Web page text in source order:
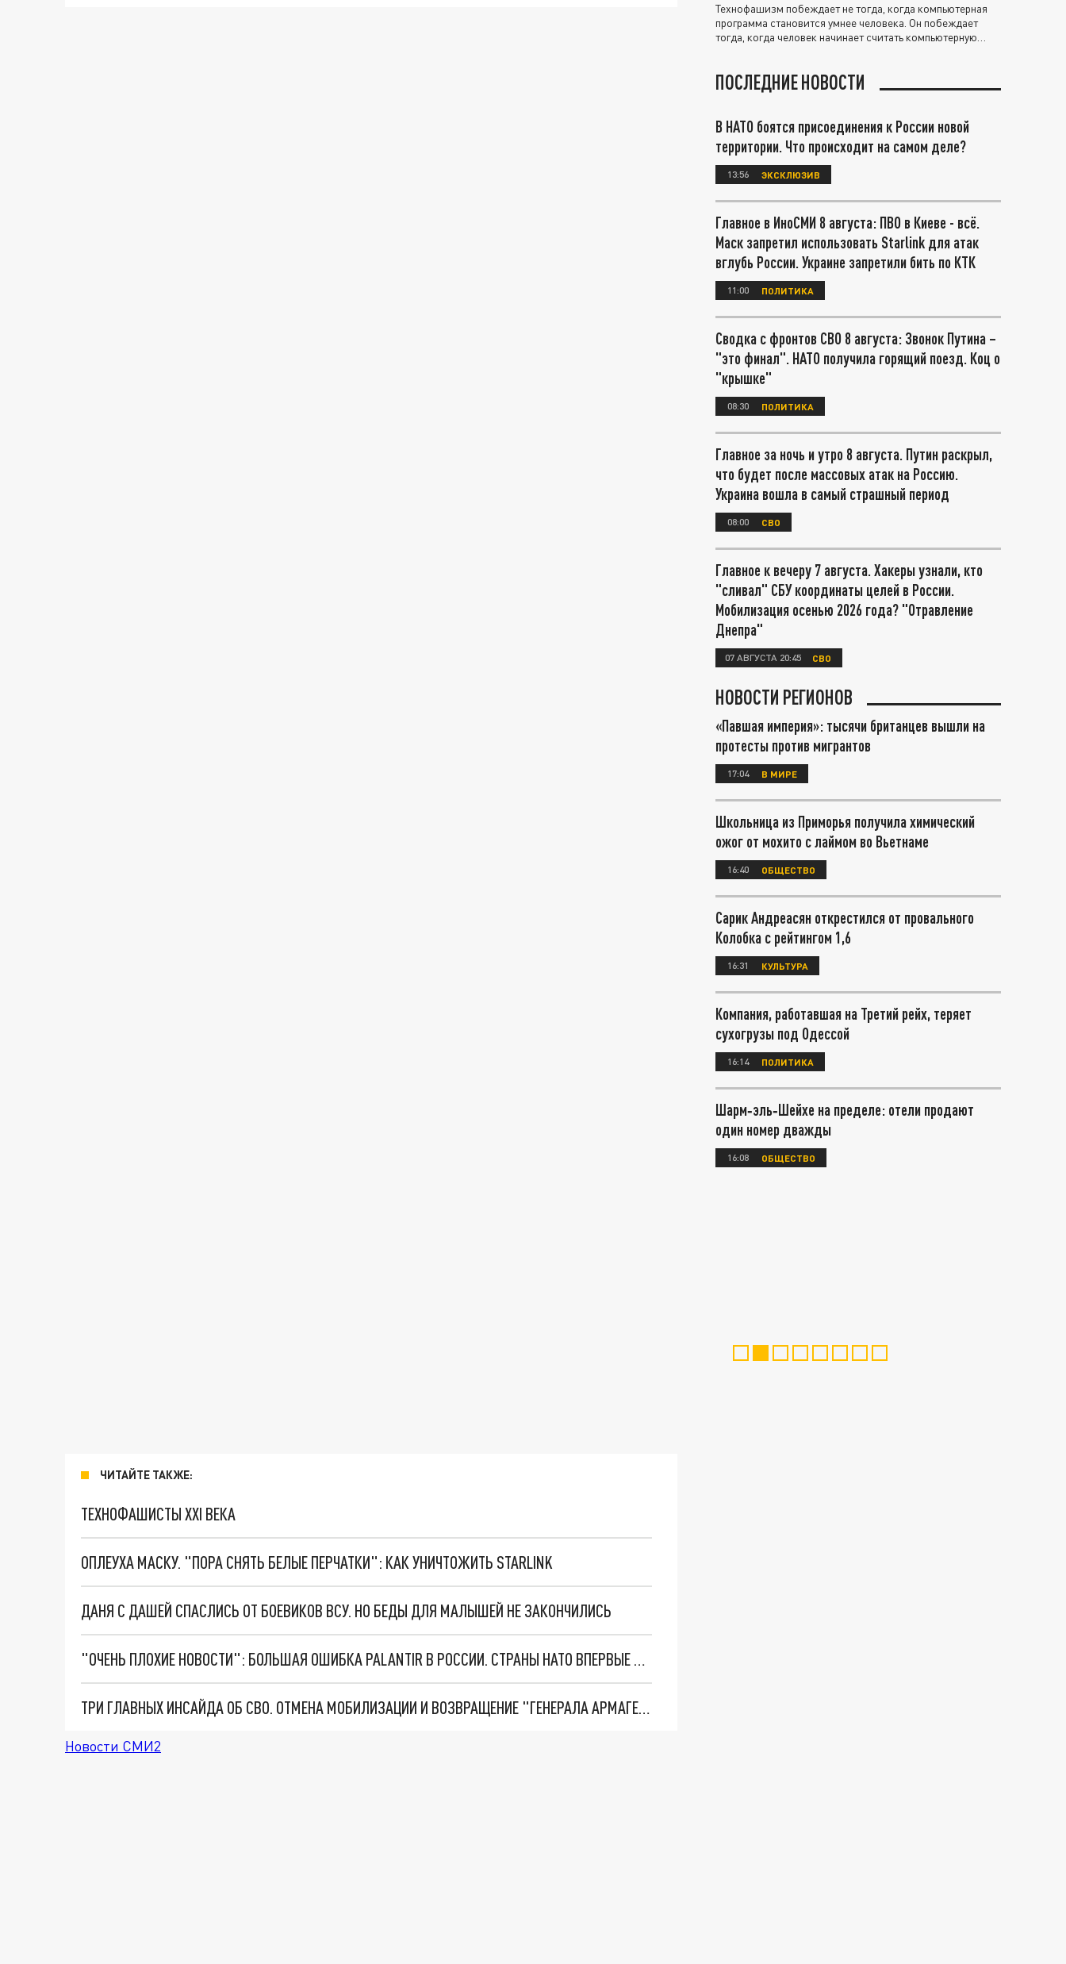
ЧИТАЙТЕ ТАКЖЕ:
ТЕХНОФАШИСТЫ XXI ВЕКА
ОПЛЕУХА МАСКУ. "ПОРА СНЯТЬ БЕЛЫЕ ПЕРЧАТКИ": КАК УНИЧТОЖИТЬ STARLINK
ДАНЯ С ДАШЕЙ СПАСЛИСЬ ОТ БОЕВИКОВ ВСУ. НО БЕДЫ ДЛЯ МАЛЫШЕЙ НЕ ЗАКОНЧИЛИСЬ
"ОЧЕНЬ ПЛОХИЕ НОВОСТИ": БОЛЬШАЯ ОШИБКА PALANTIR В РОССИИ. СТРАНЫ НАТО ВПЕРВЫЕ ЗА СВО ОСТАНОВИЛИ ПОСТАВКИ ОРУЖИЯ. ВСУ ТЕРЯЮТ ПРИГРАНИЧЬЕ?
ТРИ ГЛАВНЫХ ИНСАЙДА ОБ СВО. ОТМЕНА МОБИЛИЗАЦИИ И ВОЗВРАЩЕНИЕ "ГЕНЕРАЛА АРМАГЕДДОНА"? ОТЛИЧНЫЕ НОВОСТИ, КОТОРЫЕ ЖДАЛИ ВСЕ
Новости СМИ2
Технофашизм побеждает не тогда, когда компьютерная
программа становится умнее человека. Он побеждает
тогда, когда человек начинает считать компьютерную
ПОСЛЕДНИЕ НОВОСТИ
В НАТО боятся присоединения к России новой
территории. Что происходит на самом деле?
13:56 ЭКСКЛЮЗИВ
Главное в ИноСМИ 8 августа: ПВО в Киеве - всё.
Маск запретил использовать Starlink для атак
вглубь России. Украине запретили бить по КТК
11:00 ПОЛИТИКА
Сводка с фронтов СВО 8 августа: Звонок Путина –
"это финал". НАТО получила горящий поезд. Коц о
"крышке"
08:30 ПОЛИТИКА
Главное за ночь и утро 8 августа. Путин раскрыл,
что будет после массовых атак на Россию.
Украина вошла в самый страшный период
08:00 СВО
Главное к вечеру 7 августа. Хакеры узнали, кто
"сливал" СБУ координаты целей в России.
Мобилизация осенью 2026 года? "Отравление
Днепра"
07 АВГУСТА 20:45 СВО
НОВОСТИ РЕГИОНОВ
«Павшая империя»: тысячи британцев вышли на
протесты против мигрантов
17:04 В МИРЕ
Школьница из Приморья получила химический
ожог от мохито с лаймом во Вьетнаме
16:40 ОБЩЕСТВО
Сарик Андреасян открестился от провального
Колобка с рейтингом 1,6
16:31 КУЛЬТУРА
Компания, работавшая на Третий рейх, теряет
сухогрузы под Одессой
16:14 ПОЛИТИКА
Шарм‑эль‑Шейхе на пределе: отели продают
один номер дважды
16:08 ОБЩЕСТВО